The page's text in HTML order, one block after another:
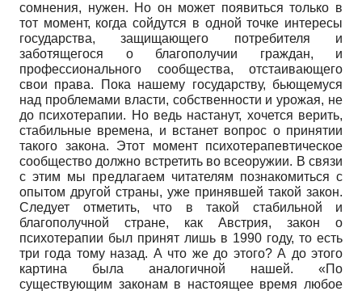
сомнения, нужен. Но он может появиться только в
тот момент, когда сойдутся в одной точке интересы
государства, защищающего потребителя и
заботящегося о благополучии граждан, и
профессионального сообщества, отстаивающего
свои права. Пока нашему государству, бьющемуся
над проблемами власти, собственности и урожая, не
до психотерапии. Но ведь настанут, хочется верить,
стабильные времена, и встанет вопрос о принятии
такого закона. Этот момент психотерапевтическое
сообщество должно встретить во всеоружии. В связи
с этим мы предлагаем читателям познакомиться с
опытом другой страны, уже принявшей такой закон.
Следует отметить, что в такой стабильной и
благополучной стране, как Австрия, закон о
психотерапии был принят лишь в 1990 году, то есть
три года тому назад. А что же до этого? А до этого
картина была аналогичной нашей. «По
существующим законам в настоящее время любое